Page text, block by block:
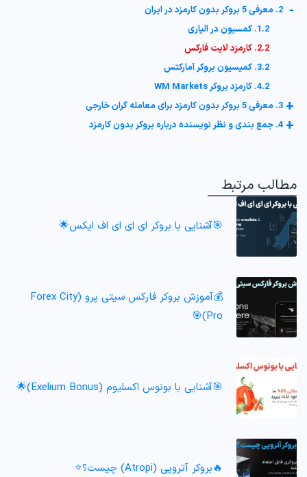
2. معرفی 5 بروکر بدون کارمزد در ایران -
1.2. کمسیون در الپاری
2.2. کارمزد لایت فارکس
3.2. کمیسیون بروکر آمارکتس
4.2. کارمزد بروکر WM Markets
3. معرفی 5 بروکر بدون کارمزد برای معامله گران خارجی +
4. جمع بندی و نظر نویسنده درباره بروکر بدون کارمزد +
مطالب مرتبط
🎯آشنایی با بروکر ای ای ای اف ایکس🌟
💰آموزش بروکر فارکس سیتی پرو (Forex City
Pro)🎯
🎯آشنایی با بونوس اکسلیوم (Exelium Bonus)🌟
🔥بروکر آتروپی (Atropi) چیست؟⭐️